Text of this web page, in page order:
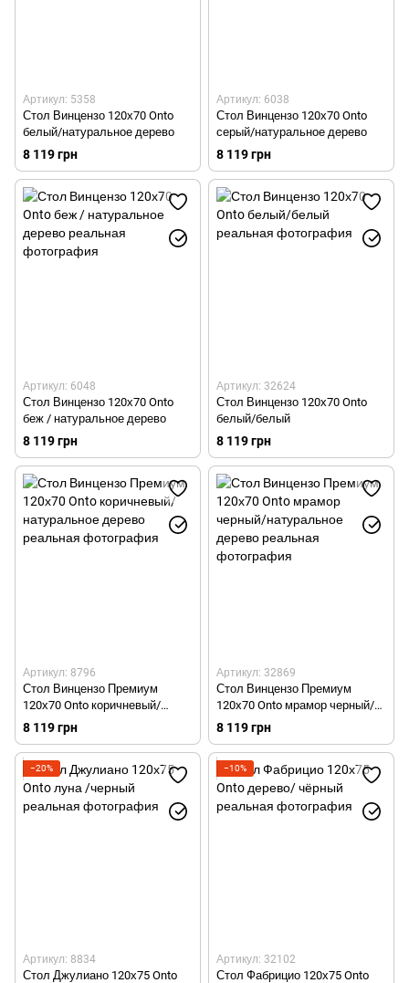
Артикул: 5358
Стол Винцензо 120х70 Onto
белый/натуральное дерево
8 119 грн
Артикул: 6038
Стол Винцензо 120х70 Onto
серый/натуральное дерево
8 119 грн
Артикул: 6048
Стол Винцензо 120х70 Onto
беж / натуральное дерево
8 119 грн
Артикул: 32624
Стол Винцензо 120х70 Onto
белый/белый
8 119 грн
Артикул: 8796
Стол Винцензо Премиум
120х70 Onto коричневый/
натуральное дерево
8 119 грн
Артикул: 32869
Стол Винцензо Премиум
120х70 Onto мрамор черный/
натуральное дерево
8 119 грн
−20%
Артикул: 8834
Стол Джулиано 120х75 Onto
−10%
Артикул: 32102
Стол Фабрицио 120х75 Onto